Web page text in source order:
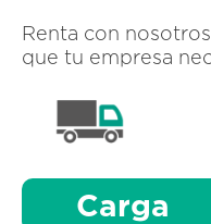
Renta con
que tu empresa
Carga